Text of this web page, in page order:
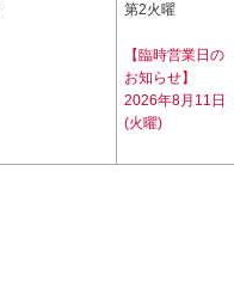
第2火曜
【臨時営業日の
お知らせ】
2026年8月11日
(火曜)